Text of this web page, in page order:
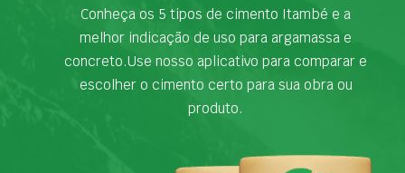
Conheça os 5 tipos de cimento Itambé e a
melhor indicação de uso para argamassa e
concreto.Use nosso aplicativo para comparar e
escolher o cimento certo para sua obra ou
produto.